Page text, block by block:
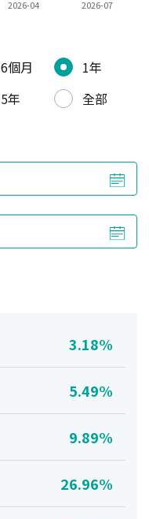
2026-04 2026-07
6個月
1年
5年
全部
3.18%
5.49%
9.89%
26.96%